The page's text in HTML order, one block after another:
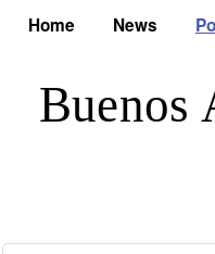
Home News